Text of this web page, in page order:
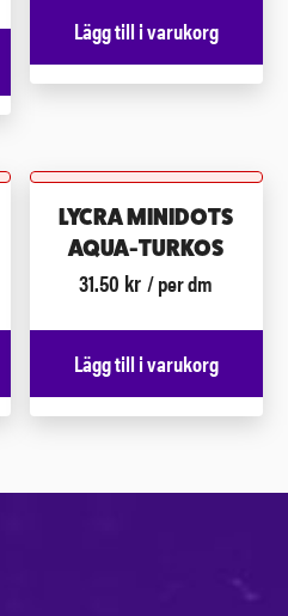
Lägg till i varukorg
LYCRA MINIDOTS
AQUA-TURKOS
31.50 kr / per dm
Lägg till i varukorg